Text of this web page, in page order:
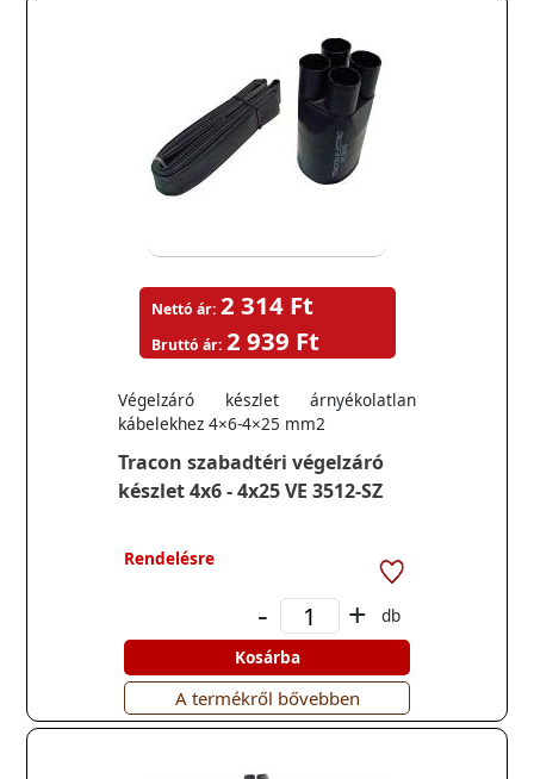
Tracon szabadtéri végelzáró
készlet 4x6 - 4x25 VE 3512-SZ
Végelzáró készlet árnyékolatlan
kábelekhez 4×6-4×25 mm2
Nettó ár: 2 314 Ft
Bruttó ár: 2 939 Ft
Rendelésre
- +
db
Kosárba
A termékről bővebben